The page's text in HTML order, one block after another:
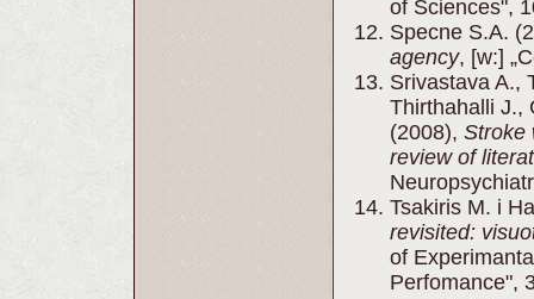
of Sciences",
Specne S.A.
agency, [w:]
Srivastava A.,
Thirthahalli J.,
(2008), Stroke
review of
Tsakiris M. i
revisited:
of
Perfomance",